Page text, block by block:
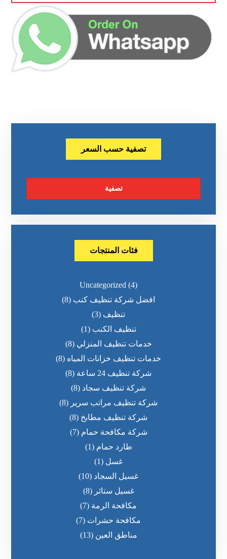
تصفية حسب السعر
تصفية
فئات المنتجات
Uncategorized (4)
افضل شركة تنظيف كنب (8)
تنظيف (3)
تنظيف الكنب (1)
خدمات تنظيف المنزلي (8)
خدمات تنظيف خزانات المياه (8)
شركة تنظيف 24 ساعة
(8)
شركة تنظيف سجاد (8)
شركة تنظيف مراتب سرير (8)
شركة تنظيف مطابخ (8)
شركة مكافحة حمام (7)
طارد حمام (1)
غسل (1)
غسيل السجاد (10)
غسيل ستائر (8)
مكافحة الرمة (7)
مكافحة حشرات (7)
مناطق العين (13)